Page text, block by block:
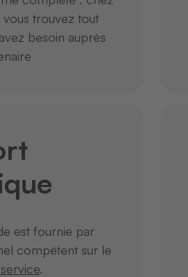
vous trouvez tout
besoin auprès
est fournie par
compétent sur le
.